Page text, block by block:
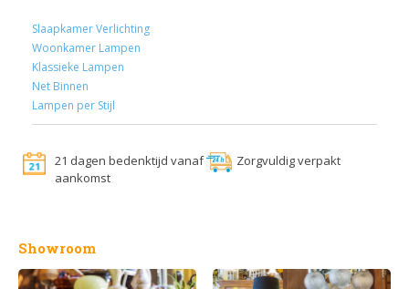
Slaapkamer Verlichting
Woonkamer Lampen
Klassieke Lampen
Net Binnen
Lampen per Stijl
21 dagen bedenktijd vanaf
aankomst
Zorgvuldig verpakt
Showroom